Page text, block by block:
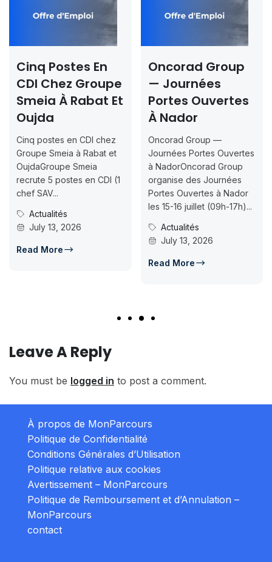
En
Et
chez
et
CDI (1
Oncorad Group
— Journées
Portes Ouvertes
Oncorad Group —
Journées Portes Ouvertes
à NadorOncorad Group
organise des Journées
Portes Ouvertes à Nador
les 15-16 juillet (09h-17h)...
Actualités
Concours
Rabat &
2026-2027
Inscription
Jusqu’au
07-18
Concours d’accès
Inscription
07-18ISMAC
candidatures au
d’accès en L1
Leave A Reply
You must be logged in to post a comment.
À propos de MonParcours
Politique de Confidentialité
Conditions Générales d’Utilisation
Politique relative aux cookies
Avertissement – MonParcours
Politique de Remboursement et d’Annulation –
MonParcours
contact